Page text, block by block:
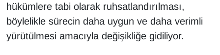
hükümlere tabi olarak ruhsatlandırılması,
böylelikle sürecin daha uygun ve daha verimli
yürütülmesi amacıyla değişikliğe gidiliyor.